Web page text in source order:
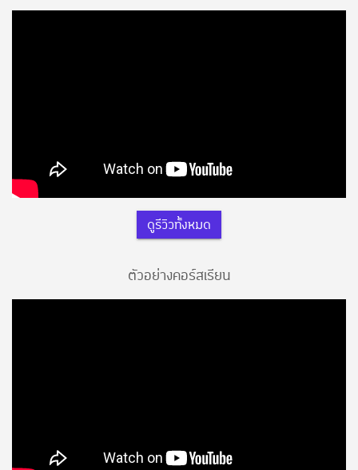
ดูรีวิวทั้งหมด
ตัวอย่างคอร์สเรียน